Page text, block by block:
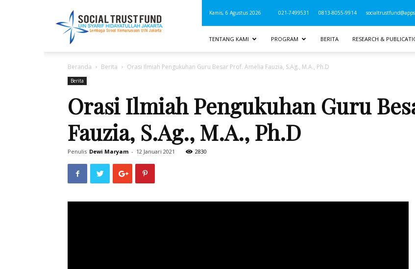
Jakarta
Kamis, 6 Agustus 2026 021-7499531 0813-8055-9914
TENTANG KAMI PROGRAM BERITA RESEARCH &
Beranda Berita Orasi Ilmiah Pengukuhan Guru Besar Prof. Amelia Fauzia, S.Ag., M.A., Ph.D
Berita
Orasi Ilmiah Pengukuhan Guru
Fauzia, S.Ag., M.A., Ph.D
Penulis Dewi Maryam - 12 Januari 2021 2830